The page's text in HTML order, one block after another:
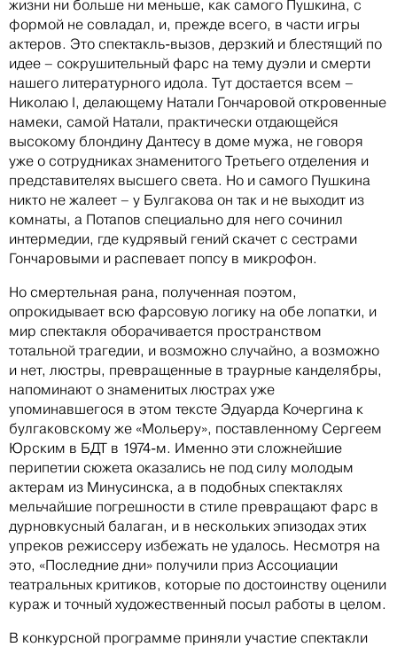
жизни ни больше ни меньше, как самого Пушкина, с
формой не совладал, и, прежде всего, в части игры
актеров. Это спектакль-вызов, дерзкий и блестящий по
идее – сокрушительный фарс на тему дуэли и смерти
нашего литературного идола. Тут достается всем –
Николаю I, делающему Натали Гончаровой откровенные
намеки, самой Натали, практически отдающейся
высокому блондину Дантесу в доме мужа, не говоря
уже о сотрудниках знаменитого Третьего отделения и
представителях высшего света. Но и самого Пушкина
никто не жалеет – у Булгакова он так и не выходит из
комнаты, а Потапов специально для него сочинил
интермедии, где кудрявый гений скачет с сестрами
Гончаровыми и распевает попсу в микрофон.
Но смертельная рана, полученная поэтом,
опрокидывает всю фарсовую логику на обе лопатки, и
мир спектакля оборачивается пространством
тотальной трагедии, и возможно случайно, а возможно
и нет, люстры, превращенные в траурные канделябры,
напоминают о знаменитых люстрах уже
упоминавшегося в этом тексте Эдуарда Кочергина к
булгаковскому же «Мольеру», поставленному Сергеем
Юрским в БДТ в 1974-м. Именно эти сложнейшие
перипетии сюжета оказались не под силу молодым
актерам из Минусинска, а в подобных спектаклях
мельчайшие погрешности в стиле превращают фарс в
дурновкусный балаган, и в нескольких эпизодах этих
упреков режиссеру избежать не удалось. Несмотря на
это, «Последние дни» получили приз Ассоциации
театральных критиков, которые по достоинству оценили
кураж и точный художественный посыл работы в целом.
В конкурсной программе приняли участие спектакли